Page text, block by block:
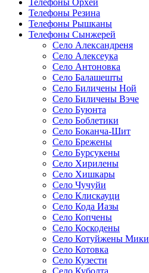
Телефоны Орхей
Телефоны Резина
Телефоны Рышканы
Телефоны Сынжерей
Село Александреня
Село Алексеука
Село Антоновка
Село Балашешты
Село Биличены Ной
Село Биличены Вэче
Село Буюнта
Село Боблетики
Село Боканча-Шит
Село Брежены
Село Бурсукены
Село Хирилены
Село Хишкары
Село Чучуйи
Село Клискауци
Село Кода Иазы
Село Копчены
Село Коскодены
Село Котуйжены Мики
Село Котовка
Село Кузести